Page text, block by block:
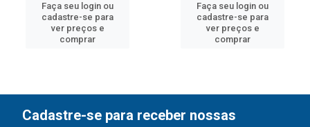
Faça seu login ou
cadastre-se para
ver preços e
comprar
Faça seu login ou
cadastre-se para
ver preços e
comprar
Cadastre-se para receber nossas